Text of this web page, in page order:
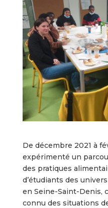
De décembre 2021 à
expérimenté un
des pratiques
d’étudiants des
en Seine-Saint-Denis,
connu des situations